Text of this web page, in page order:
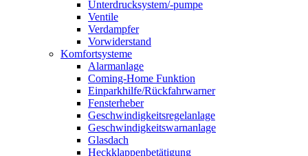
Unterdrucksystem/-pumpe
Ventile
Verdampfer
Vorwiderstand
Komfortsysteme
Alarmanlage
Coming-Home Funktion
Einparkhilfe/Rückfahrwarner
Fensterheber
Geschwindigkeitsregelanlage
Geschwindigkeitswarnanlage
Glasdach
Heckklappenbetätigung